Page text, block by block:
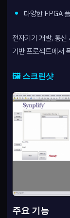
다양한 FPGA
전자기기 개발, 통
기반 프로젝트에서
🖼️ 스크린샷
주요 기능